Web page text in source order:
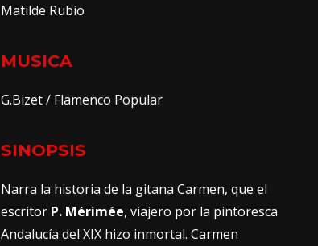
Matilde Rubio
MUSICA
G.Bizet / Flamenco Popular
SINOPSIS
Narra la historia de la gitana Carmen, que el
escritor P. Mérimée, viajero por la pintoresca
Andalucía del XIX hizo inmortal. Carmen